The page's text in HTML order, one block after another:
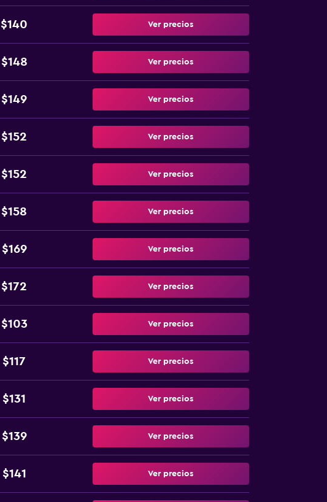
$140 Ver precios
$148 Ver precios
$149 Ver precios
$152 Ver precios
$152 Ver precios
$158 Ver precios
$169 Ver precios
$172 Ver precios
$103 Ver precios
$117 Ver precios
$131 Ver precios
$139 Ver precios
$141 Ver precios